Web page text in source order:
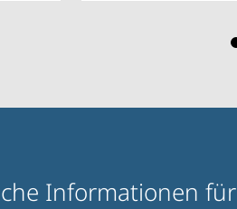
Informationen für